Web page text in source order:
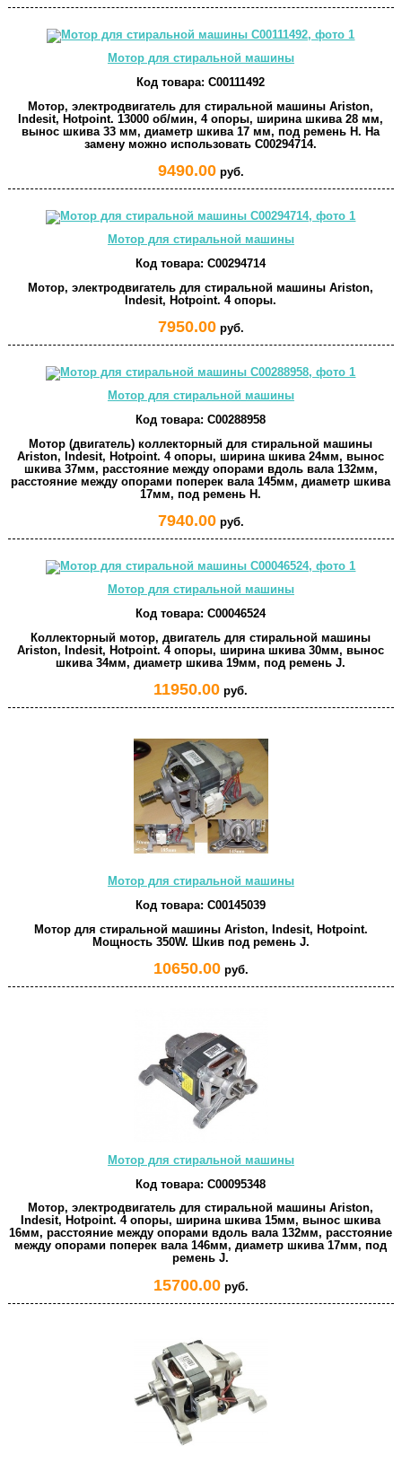
Мотор для стиральной машины
Код товара: C00111492
Мотор, электродвигатель для стиральной машины Ariston,
Indesit, Hotpoint. 13000 об/мин, 4 опоры, ширина шкива 28 мм,
вынос шкива 33 мм, диаметр шкива 17 мм, под ремень H. На
замену можно использовать C00294714.
9490.00руб.
Мотор для стиральной машины
Код товара: C00294714
Мотор, электродвигатель для стиральной машины Ariston,
Indesit, Hotpoint. 4 опоры.
7950.00руб.
Мотор для стиральной машины
Код товара: C00288958
Мотор (двигатель) коллекторный для стиральной машины
Ariston, Indesit, Hotpoint. 4 опоры, ширина шкива 24мм, вынос
шкива 37мм, расстояние между опорами вдоль вала 132мм,
расстояние между опорами поперек вала 145мм, диаметр шкива
17мм, под ремень H.
7940.00руб.
Мотор для стиральной машины
Код товара: C00046524
Коллекторный мотор, двигатель для стиральной машины
Ariston, Indesit, Hotpoint. 4 опоры, ширина шкива 30мм, вынос
шкива 34мм, диаметр шкива 19мм, под ремень J.
11950.00 руб.
Мотор для стиральной машины
Код товара: C00145039
Мотор для стиральной машины Ariston, Indesit, Hotpoint.
Мощность 350W. Шкив под ремень J.
10650.00руб.
Мотор для стиральной машины
Код товара: C00095348
Мотор, электродвигатель для стиральной машины Ariston,
Indesit, Hotpoint. 4 опоры, ширина шкива 15мм, вынос шкива
16мм, расстояние между опорами вдоль вала 132мм, расстояние
между опорами поперек вала 146мм, диаметр шкива 17мм, под
ремень J.
15700.00руб.